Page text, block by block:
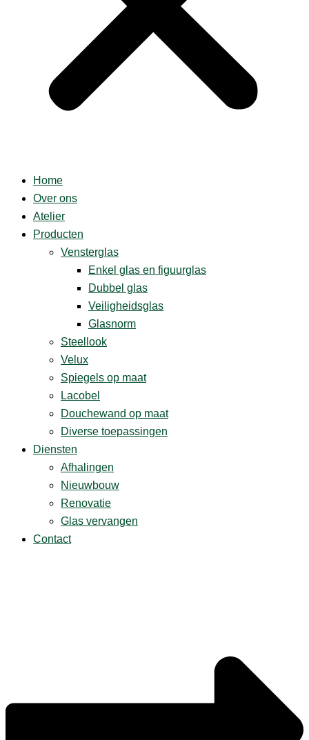
Home
Over ons
Atelier
Producten
Vensterglas
Enkel glas en figuurglas
Dubbel glas
Veiligheidsglas
Glasnorm
Steellook
Velux
Spiegels op maat
Lacobel
Douchewand op maat
Diverse ­toepassingen
Diensten
Afhalingen
Nieuwbouw
Renovatie
Glas vervangen
Contact